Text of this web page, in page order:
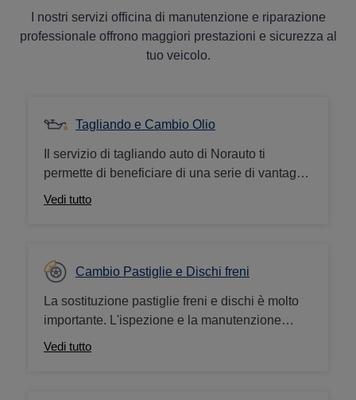
I nostri servizi officina di manutenzione e riparazione
professionale offrono maggiori prestazioni e sicurezza al
tuo veicolo.
Tagliando e Cambio Olio
Il servizio di tagliando auto di Norauto ti
permette di beneficiare di una serie di vantaggi:
un servizio completo da parte dei nostri
prezzo conveniente, un servizio garantito dal
Vedi tutto
Cambio Pastiglie e Dischi freni
La sostituzione pastiglie freni e dischi è molto
importante. L'ispezione e la manutenzione
regolari dei freni ne garantiscono prestazioni e
Vedi tutto